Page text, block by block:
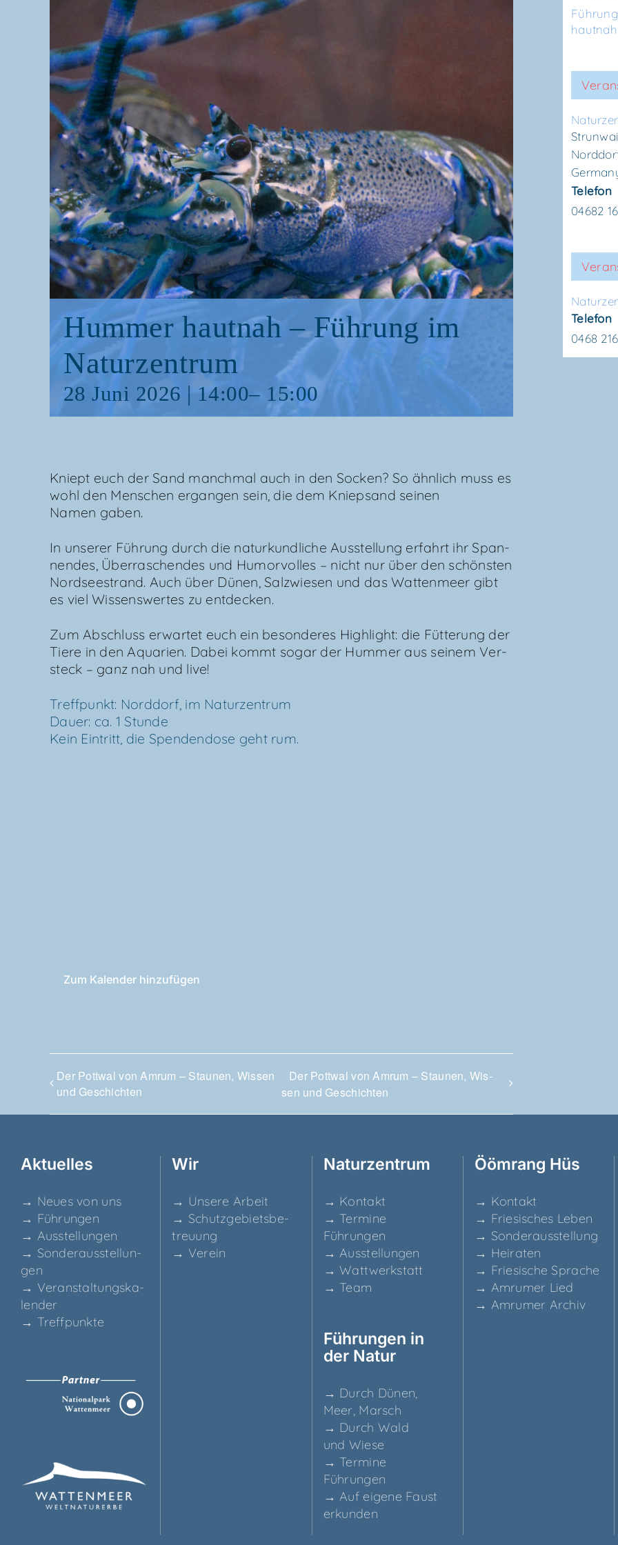
Hum­mer haut­nah – Füh­rung im
Naturzentrum
28 Juni 2026 | 14:00– 15:00
Kniept euch der Sand manch­mal auch in den Socken? So ähn­lich muss es
wohl den Men­schen ergan­gen sein, die dem Kniep­sand sei­nen
Namen gaben.
In unse­rer Füh­rung durch die natur­kund­li­che Aus­stel­lung erfahrt ihr Span­
nen­des, Über­ra­schen­des und Humor­vol­les – nicht nur über den schöns­ten
Nord­see­strand. Auch über Dünen, Salz­wie­sen und das Wat­ten­meer gibt
es viel Wis­sens­wer­tes zu entdecken.
Zum Abschluss erwar­tet euch ein beson­de­res High­light: die Füt­te­rung der
Tie­re in den Aqua­ri­en. Dabei kommt sogar der Hum­mer aus sei­nem Ver­
steck – ganz nah und live!
Treff­punkt: Nord­dorf, im Natur­zen­trum
Dau­er: ca. 1 Stun­de
Kein Ein­tritt, die Spen­den­do­se geht rum.
Zum Kalender hinzufügen
Der Pott­wal von Amrum – Stau­nen, Wis­sen
und Geschichten
Der Pott­wal von Amrum – Stau­nen, Wis­
sen und Geschichten
hautnah
Telefon
04682
Telefon
0468
Aktu­el­les
→ Neu­es von uns
→ Füh­run­gen
→ Aus­stel­lun­gen
→ Son­der­aus­stel­lun­
gen
→ Ver­an­stal­tungs­ka­
len­der
→ Treff­punk­te
Wir
→ Unse­re Arbeit
→ Schutz­ge­biets­be­
treu­ung
→ Ver­ein
Natur­zen­trum
→ Kon­takt
→ Ter­mi­ne
Führungen
→ Aus­stel­lun­gen
→ Watt­werk­statt
→ Team
Füh­run­gen in
der Natur
→ Durch Dünen,
Meer, Marsch
→ Durch Wald
und Wiese
→ Ter­mi­ne
Führungen
→ Auf eige­ne Faust
erkunden
Ööm­rang Hüs
→ Kon­takt
→ Frie­si­sches Leben
→ Son­der­aus­stel­lung
→ Hei­ra­ten
→ Frie­si­sche Sprache
→ Amru­mer Lied
→ Amru­mer Archiv